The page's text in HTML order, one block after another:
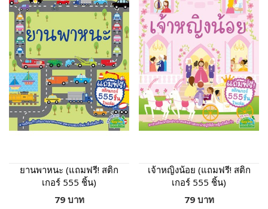
ยานพาหนะ (แถมฟรี! สติก
เกอร์ 555 ชิ้น)
79 บาท
เจ้าหญิงน้อย (แถมฟรี! สติก
เกอร์ 555 ชิ้น)
79 บาท